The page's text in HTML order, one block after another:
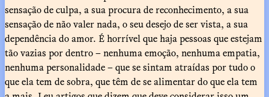
sensação de culpa, a sua procura de reconhecimento, a sua
sensação de não valer nada, o seu desejo de ser vista, a sua
dependência do amor. É horrível que haja pessoas que estejam
tão vazias por dentro – nenhuma emoção, nenhuma empatia,
nenhuma personalidade – que se sintam atraídas por tudo o
que ela tem de sobra, que têm de se alimentar do que ela tem